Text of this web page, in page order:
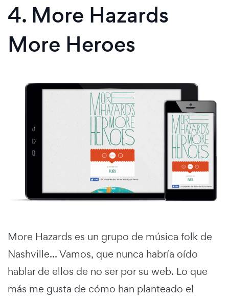
4. More Hazards
More Heroes
More Hazards es un grupo de música folk de
Nashville... Vamos, que nunca habría oído
hablar de ellos de no ser por su web. Lo que
más me gusta de cómo han planteado el